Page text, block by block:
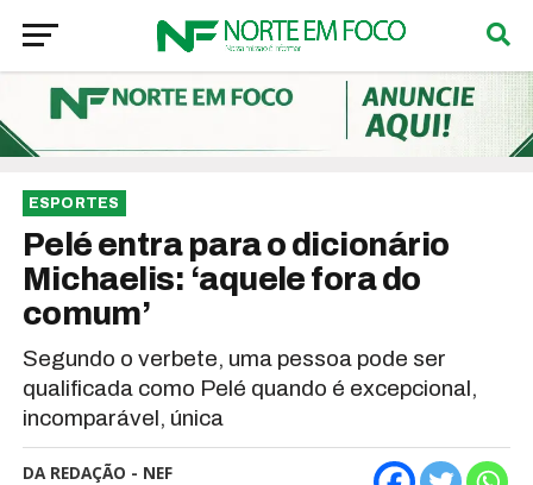
ESPORTES
Pelé entra para o dicionário
Michaelis: ‘aquele fora do
comum’
Segundo o verbete, uma pessoa pode ser
qualificada como Pelé quando é excepcional,
incomparável, única
DA REDAÇÃO - NEF